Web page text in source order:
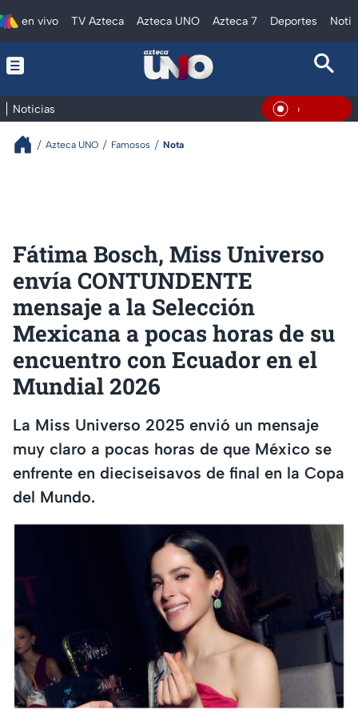
en vivo TV Azteca Azteca UNO Azteca 7 Deportes
Noticias En Vivo
Azteca UNO Famosos Nota
Fátima Bosch, Miss Universo
envía CONTUNDENTE
mensaje a la Selección
Mexicana a pocas horas de su
encuentro con Ecuador en el
Mundial 2026
La Miss Universo 2025 envió un mensaje
muy claro a pocas horas de que México se
enfrente en dieciseisavos de final en la Copa
del Mundo.